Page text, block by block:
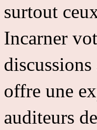
surtout
Incarner
offre une
auditeurs